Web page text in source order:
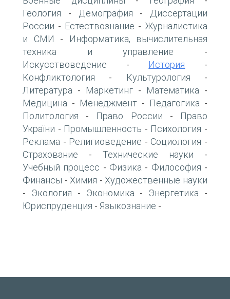
Геология - Демография -
Диссертации
России - Естествознание - Журналистика
и СМИ -
Информатика, вычислительная
техника и управление -
Искусствоведение - История -
Конфликтология - Культурология -
Литература - Маркетинг - Математика -
Медицина - Менеджмент - Педагогика -
Политология - Право России -
Право
України - Промышленность - Психология -
Реклама - Религиоведение - Социология -
Страхование - Технические науки -
Учебный процесс - Физика - Философия -
Финансы - Химия - Художественные науки
- Экология - Экономика - Энергетика -
Юриспруденция - Языкознание -